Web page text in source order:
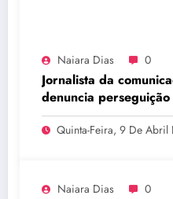
Naiara Dias 0
Jornalista da
denuncia perseguição
Quinta-Feira, 9 De Abril
Naiara Dias 0